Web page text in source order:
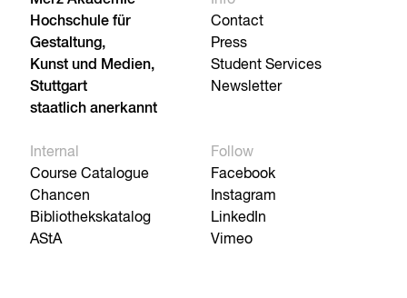
Hochschule für
Gestaltung,
Kunst und Medien,
Stuttgart
staatlich anerkannt
Contact
Press
Student Services
Newsletter
Internal
Course Catalogue
Chancen
Bibliothekskatalog
AStA
Follow
Facebook
Instagram
LinkedIn
Vimeo